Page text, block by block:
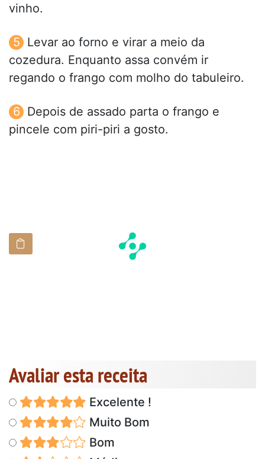
vinho.
Levar ao forno e virar a meio da
cozedura. Enquanto assa convém ir
regando o frango com molho do tabuleiro.
Depois de assado parta o frango e
pincele com piri-piri a gosto.
Avaliar esta receita
Excelente !
Muito Bom
Bom